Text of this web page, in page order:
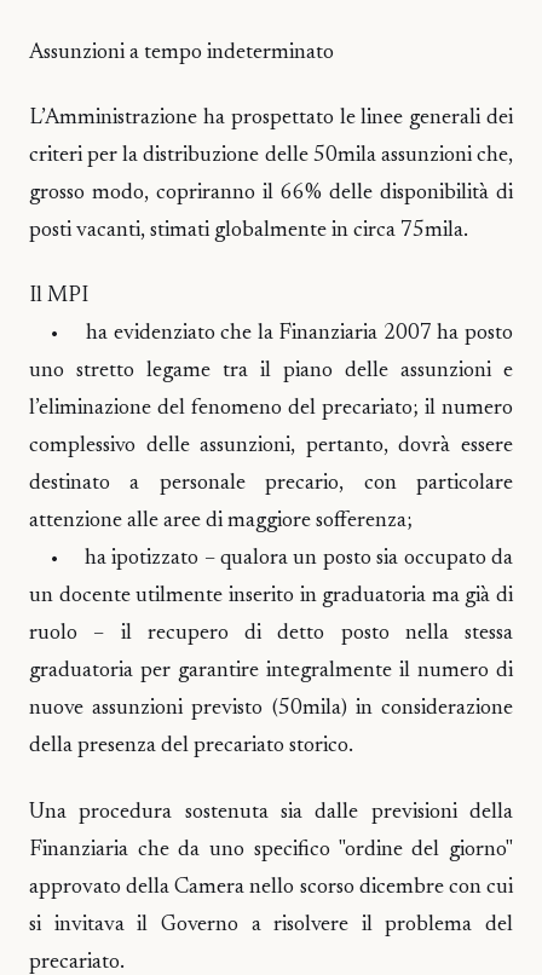
Assunzioni a tempo indeterminato
L’Amministrazione ha prospettato le linee generali dei
criteri per la distribuzione delle 50mila assunzioni che,
grosso modo, copriranno il 66% delle disponibilità di
posti vacanti, stimati globalmente in circa 75mila.
Il MPI
• ha evidenziato che la Finanziaria 2007 ha posto
uno stretto legame tra il piano delle assunzioni e
l’eliminazione del fenomeno del precariato; il numero
complessivo delle assunzioni, pertanto, dovrà essere
destinato a personale precario, con particolare
attenzione alle aree di maggiore sofferenza;
• ha ipotizzato – qualora un posto sia occupato da
un docente utilmente inserito in graduatoria ma già di
ruolo – il recupero di detto posto nella stessa
graduatoria per garantire integralmente il numero di
nuove assunzioni previsto (50mila) in considerazione
della presenza del precariato storico.
Una procedura sostenuta sia dalle previsioni della
Finanziaria che da uno specifico "ordine del giorno"
approvato della Camera nello scorso dicembre con cui
si invitava il Governo a risolvere il problema del
precariato.